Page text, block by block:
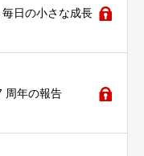
日の小さな成長
周年の報告